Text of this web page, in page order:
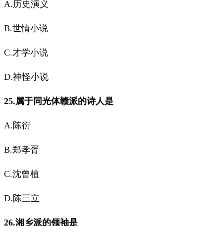
A.历史演义
B.世情小说
C.才学小说
D.神怪小说
25.属于同光体赣派的诗人是
A.陈衍
B.郑孝胥
C.沈曾植
D.陈三立
26.湘乡派的领袖是